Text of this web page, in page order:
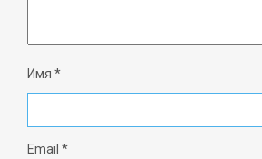
Имя *
Email *